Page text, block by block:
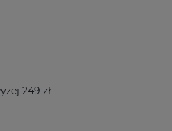
249 zł